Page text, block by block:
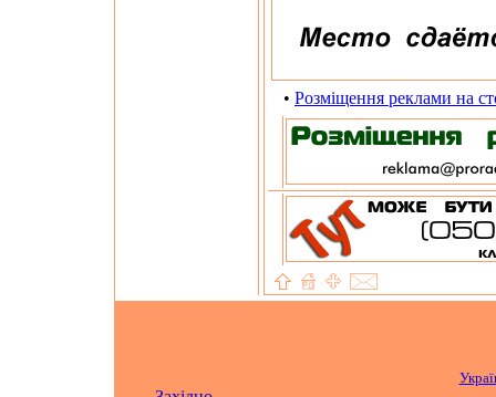
• Розміщення реклами на